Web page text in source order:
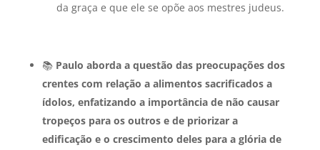
da graça e que ele se opõe aos mestres judeus.
📚 Paulo aborda a questão das preocupações dos
crentes com relação a alimentos sacrificados a
ídolos, enfatizando a importância de não causar
tropeços para os outros e de priorizar a
edificação e o crescimento deles para a glória de